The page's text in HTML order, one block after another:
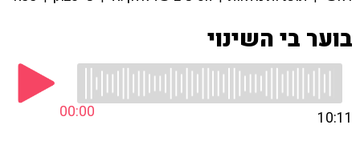
בוער בי השינוי
00:00 10:11